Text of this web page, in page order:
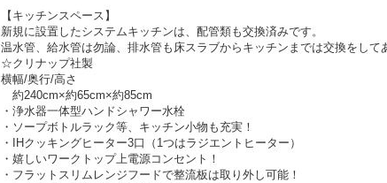
【キッチンスペース】
新規に設置したシステムキッチンは、配管類も交換済みです。
温水管、給水管は勿論、排水管も床スラブからキッチンまでは交換をして
☆クリナップ社製
横幅/奥行/高さ
約240cm×約65cm×約85cm
・浄水器一体型ハンドシャワー水栓
・ソープボトルラック等、キッチン小物も充実！
・IHクッキングヒーター3口（1つはラジエントヒーター）
・嬉しいワークトップ上電源コンセント！
・フラットスリムレンジフードで整流板は取り外し可能！